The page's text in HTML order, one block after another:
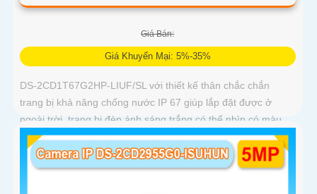
Giá Bán:
Giá Khuyến Mại: 5%-35%
DS-2CD1T67G2HP-LIUF/SL với thiết kế thân chắc chắn
trang bị khả năng chống nước IP 67 giúp lắp đặt được ở
ngoài trời, trang bị đèn ánh sáng trắng có thể nhìn có màu
vào ban đêm với khoảng cách 30m, trang bị micro và loa
giúp đàm thoại 2 chiều ấn tượng